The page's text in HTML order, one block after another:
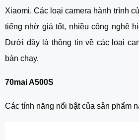
Xiaomi. Các loại camera hành trình
tiếng nhờ giá tốt, nhiều công nghệ
Dưới đây là thông tin về các loại
bán chạy.
70mai A500S
Các tính năng nổi bật của sản phẩm